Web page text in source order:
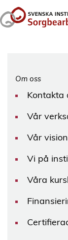
Om oss
Kontakta
Vår
Vår vision
Vi på
Våra